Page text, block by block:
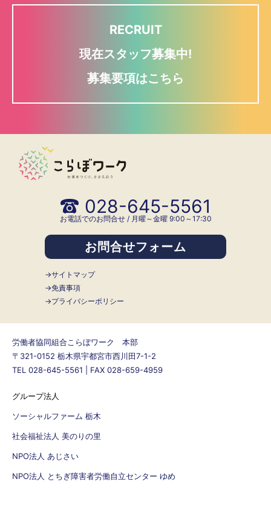
RECRUIT
現在スタッフ募集中!
募集要項はこちら
028-645-5561
お電話でのお問合せ / 月曜～金曜 9:00～17:30
お問合せフォーム
サイトマップ
免責事項
プライバシーポリシー
労働者協同組合こらぼワーク 本部
〒321-0152 栃木県宇都宮市西川田7-1-2
TEL 028-645-5561 | FAX 028-659-4959
グループ法人
ソーシャルファーム 栃木
社会福祉法人 美のりの里
NPO法人 あじさい
NPO法人 とちぎ障害者労働自立センター ゆめ